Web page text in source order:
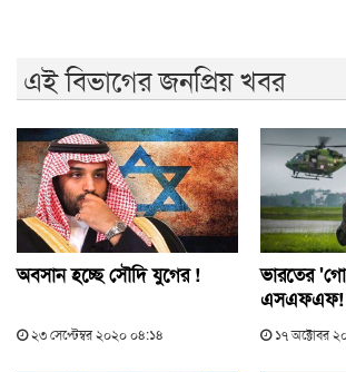
এই বিভাগের জনপ্রিয় খবর
অবসান হচ্ছে সৌদি যুগের !
২৩ সেপ্টেম্বর ২০২০ ০৪:১৪
ভারতের
এসএফএফ!
১৭ অক্টোবর